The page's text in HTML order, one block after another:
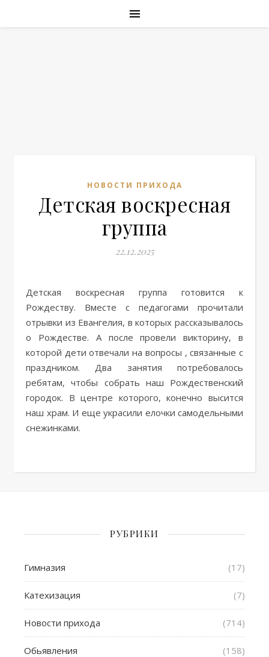
НОВОСТИ ПРИХОДА
Детская воскресная
группа
22.12.2025
Детская воскресная группа готовится к
Рождеству. Вместе с педагогами прочитали
отрывки из Евангелия, в которых рассказывалось
о Рождестве. А после провели викторину, в
которой дети отвечали на вопросы , связанные с
праздником. Два занятия потребовалось
ребятам, чтобы собрать наш Рождественский
городок. В центре которого, конечно высится
наш храм. И еще украсили елочки самодельными
снежинками.
РУБРИКИ
Гимназия (17)
Катехизация (7)
Новости прихода (714)
Обьявления (158)